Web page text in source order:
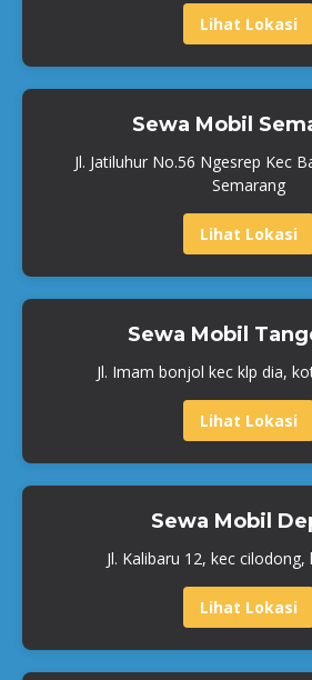
Lihat Lokasi
Sewa Mobil
Jl. Jatiluhur No.56 Ngesrep Kec
Semarang
Lihat Lokasi
Sewa Mobil
Jl. Imam bonjol kec klp dia,
Lihat Lokasi
Sewa Mobil
Jl. Kalibaru 12, kec
Lihat Lokasi